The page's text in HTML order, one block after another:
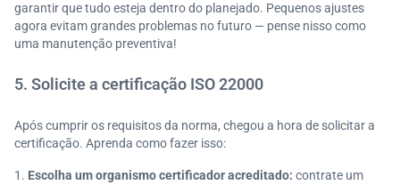
garantir que tudo esteja dentro do planejado. Pequenos ajustes
agora evitam grandes problemas no futuro — pense nisso como
uma manutenção preventiva!
5. Solicite a certificação ISO 22000
Após cumprir os requisitos da norma, chegou a hora de solicitar a
certificação. Aprenda como fazer isso:
Escolha um organismo certificador acreditado: contrate um